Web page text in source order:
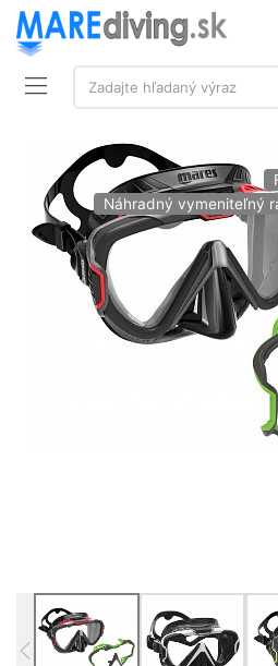
Vyhľadávanie:
Zadajte hľadaný výraz
Náhradný vymeniteľný